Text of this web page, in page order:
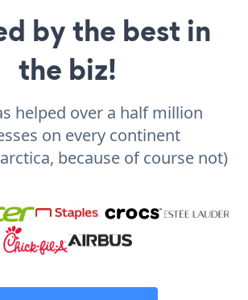
by the best in
the biz!
helped over a half million
on every continent
because of course not)